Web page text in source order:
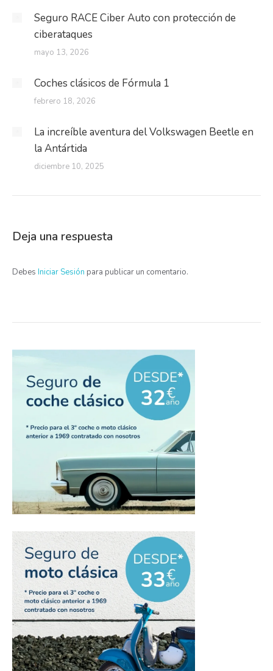
Seguro RACE Ciber Auto con protección de
ciberataques
mayo 13, 2026
Coches clásicos de Fórmula 1
febrero 18, 2026
La increíble aventura del Volkswagen Beetle en
la Antártida
diciembre 10, 2025
Deja una respuesta
Debes Iniciar Sesión para publicar un comentario.